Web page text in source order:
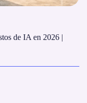
de IA en 2026 |